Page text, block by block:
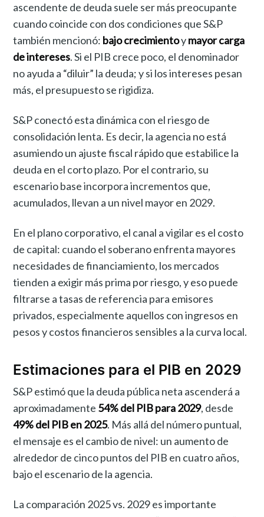
ascendente de deuda suele ser más preocupante
cuando coincide con dos condiciones que S&P
también mencionó: bajo crecimientoymayor carga
de intereses. Si el PIB crece poco, el denominador
no ayuda a “diluir” la deuda; y si los intereses pesan
más, el presupuesto se rigidiza.
S&P conectó esta dinámica con el riesgo de
consolidación lenta. Es decir, la agencia no está
asumiendo un ajuste fiscal rápido que estabilice la
deuda en el corto plazo. Por el contrario, su
escenario base incorpora incrementos que,
acumulados, llevan a un nivel mayor en 2029.
En el plano corporativo, el canal a vigilar es el costo
de capital: cuando el soberano enfrenta mayores
necesidades de financiamiento, los mercados
tienden a exigir más prima por riesgo, y eso puede
filtrarse a tasas de referencia para emisores
privados, especialmente aquellos con ingresos en
pesos y costos financieros sensibles a la curva local.
Estimaciones para el PIB en 2029
S&P estimó que la deuda pública neta ascenderá a
aproximadamente 54% del PIB para 2029, desde
49% del PIB en 2025. Más allá del número puntual,
el mensaje es el cambio de nivel: un aumento de
alrededor de cinco puntos del PIB en cuatro años,
bajo el escenario de la agencia.
La comparación 2025 vs. 2029 es importante